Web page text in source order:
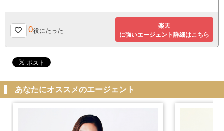
0役にたった
楽天
に強いエージェント詳細はこちら
あなたにオススメのエージェント